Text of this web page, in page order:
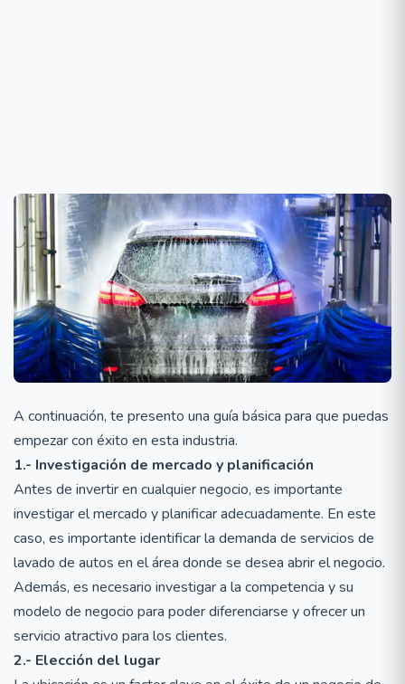
A continuación, te presento una guía básica para que puedas
empezar con éxito en esta industria.
1.- Investigación de mercado y planificación
Antes de invertir en cualquier negocio, es importante
investigar el mercado y planificar adecuadamente. En este
caso, es importante identificar la demanda de servicios de
lavado de autos en el área donde se desea abrir el negocio.
Además, es necesario investigar a la competencia y su
modelo de negocio para poder diferenciarse y ofrecer un
servicio atractivo para los clientes.
2.- Elección del lugar